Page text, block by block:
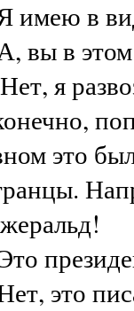
в
вы в этом
я
это
это